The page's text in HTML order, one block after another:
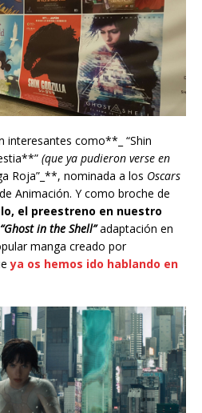
interesantes como**_ “Shin
(que ya pudieron verse en
Roja”_**, nominada a los Oscars
Animación. Y como broche de
el preestreno en nuestro
“Ghost in the Shell”adaptación en
manga creado por
ya os hemos ido hablando en